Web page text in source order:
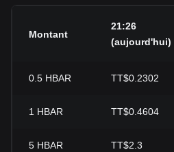
Montant
21:26
(aujourd'hui)
0.5 HBAR TT$0.2302
1 HBAR TT$0.4604
5 HBAR TT$2.3